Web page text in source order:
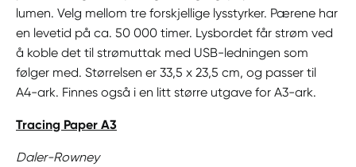
lumen. Velg mellom tre forskjellige lysstyrker. Pærene har
en levetid på ca. 50 000 timer. Lysbordet får strøm ved
å koble det til strømuttak med USB-ledningen som
følger med. Størrelsen er 33,5 x 23,5 cm, og passer til
A4-ark. Finnes også i en litt større utgave for A3-ark.
Tracing Paper A3
Daler-Rowney